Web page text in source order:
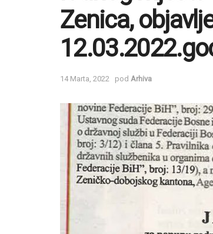
Zenica,
14 Marta, 2022 pod Arhiva